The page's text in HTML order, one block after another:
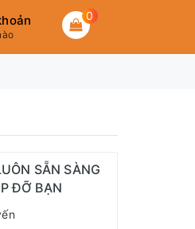
0
SẴN SÀNG
ĐỠ BẠN